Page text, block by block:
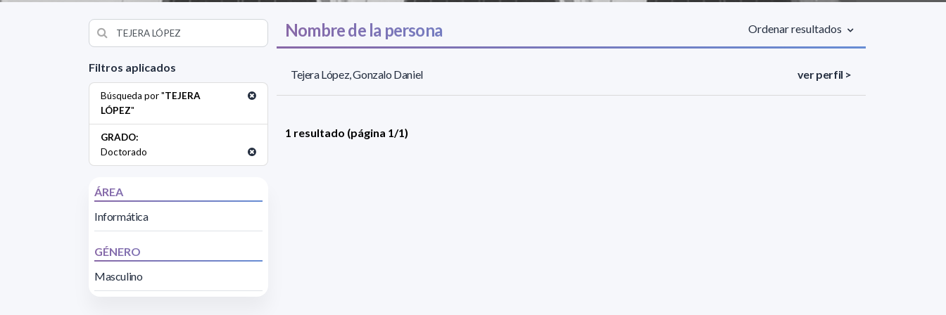
Filtros aplicados
Búsqueda por "TEJERA
LÓPEZ"
GRADO:
Doctorado
ÁREA
Informática
GÉNERO
Masculino
Nombre de la persona Ordenar resultados
Tejera López, Gonzalo Daniel ver perfil >
1 resultado (página 1/1)